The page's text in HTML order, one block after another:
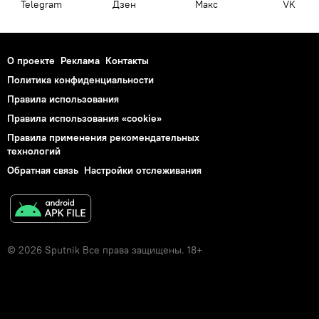
Telegram Дзен Макс VK
О проекте Реклама Контакты
Политика конфиденциальности
Правила использования
Правила использования «cookie»
Правила применения рекомендательных
технологий
Обратная связь Настройки отслеживания
© 2026 Sputnik Все права защищены. 18+